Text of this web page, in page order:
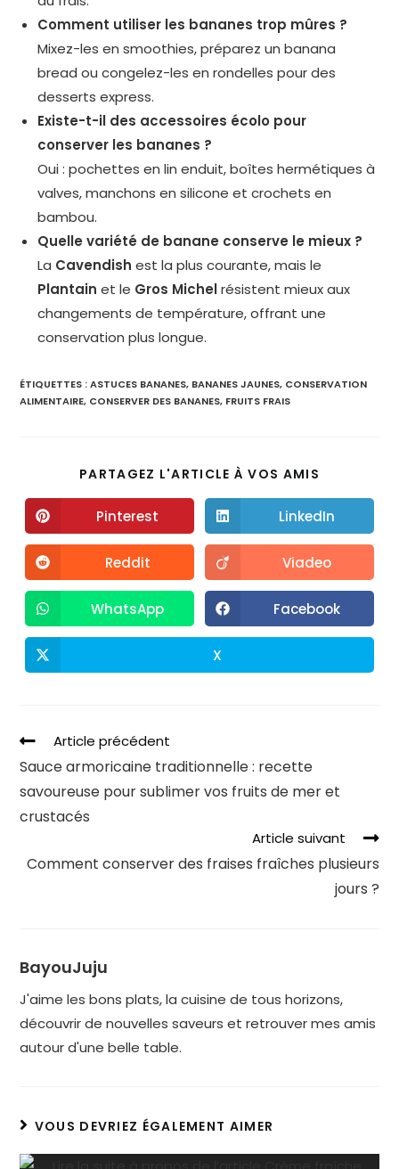
Comment utiliser les bananes trop mûres ?
Mixez-les en smoothies, préparez un banana
bread ou congelez-les en rondelles pour des
desserts express.
Existe-t-il des accessoires écolo pour
conserver les bananes ?
Oui : pochettes en lin enduit, boîtes hermétiques à
valves, manchons en silicone et crochets en
bambou.
Quelle variété de banane conserve le mieux ?
La Cavendish est la plus courante, mais le
Plantain et le Gros Michelrésistent mieux aux
changements de température, offrant une
conservation plus longue.
ÉTIQUETTES :ASTUCES BANANES, BANANES JAUNES, CONSERVATION
ALIMENTAIRE, CONSERVER DES BANANES, FRUITS FRAIS
PARTAGEZ L'ARTICLE À VOS AMIS
Pinterest LinkedIn
Reddit Viadeo
WhatsApp Facebook
X
Article précédent
Sauce armoricaine traditionnelle : recette
savoureuse pour sublimer vos fruits de mer et
crustacés
Article suivant
Comment conserver des fraises fraîches plusieurs
jours ?
BayouJuju
J'aime les bons plats, la cuisine de tous horizons,
découvrir de nouvelles saveurs et retrouver mes amis
autour d'une belle table.
VOUS DEVRIEZ ÉGALEMENT AIMER